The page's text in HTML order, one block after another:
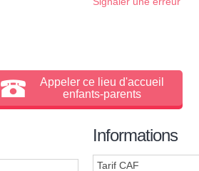
Appeler ce lieu d'accueil
enfants-parents
Informations
Tarif CAF